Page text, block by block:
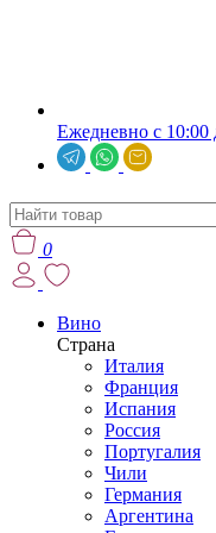
Ежедневно с 10:00
0
Вино
Страна
Италия
Франция
Испания
Россия
Португалия
Чили
Германия
Аргентина